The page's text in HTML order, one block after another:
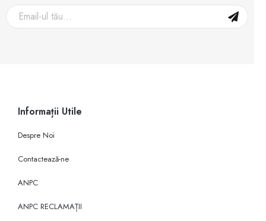
Informații Utile
Despre Noi
Contactează-ne
ANPC
ANPC RECLAMAȚII